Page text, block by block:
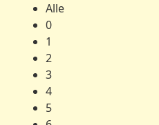
Alle
0
1
2
3
4
5